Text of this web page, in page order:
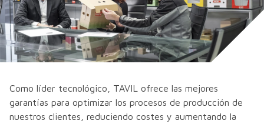
Como líder tecnológico, TAVIL ofrece las mejores
garantías para optimizar los procesos de producción de
nuestros clientes, reduciendo costes y aumentando la